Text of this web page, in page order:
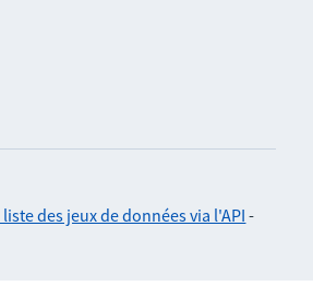
des jeux de données via l'API -